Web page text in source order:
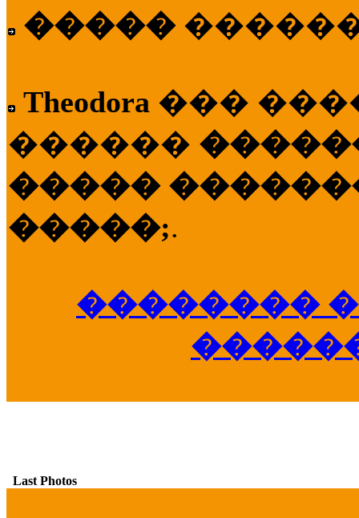
�����
Theodora ���
������
�����
�����;.
��������
Last Photos